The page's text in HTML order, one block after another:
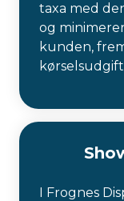
taxa med
og
kunden,
I Frognes